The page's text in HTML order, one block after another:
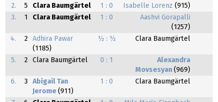
2. 5 Clara Baumgärtel 1 : 0 Isabelle Lorenz (915)
3.
1 Clara Baumgärtel 1 : 0
Aashvi Gorapalli
(1257)
4.
2
Adhira Pawar
(1185)
½ : ½ Clara Baumgärtel
5. 2 Clara Baumgärtel 0 : 1
Alexandra
Movsesyan (969)
6.
3
Abigail Tan
Jerome (911)
1 : 0 Clara Baumgärtel